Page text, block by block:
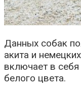
Данных собак
акита и
включает в
белого цвета.